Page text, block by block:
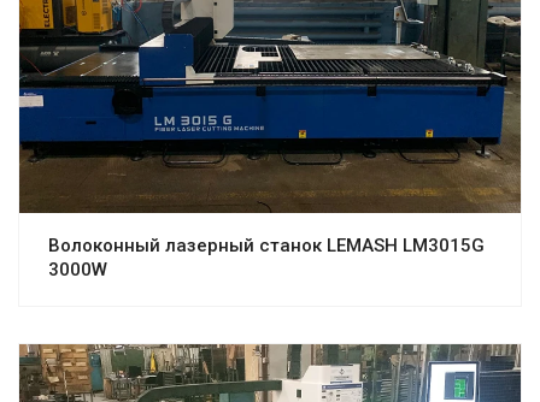
Волоконный лазерный станок LEMASH LM3015G
3000W